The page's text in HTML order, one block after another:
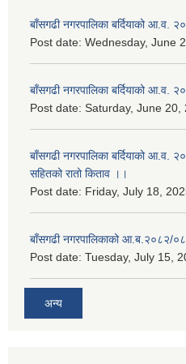
बाँसगढी नगरपालिका बर्दियाको
Post date: Wednesday, June
बाँसगढी नगरपालिका बर्दियाको आ.व.
Post date: Saturday, June 20,
बाँसगढी नगरपालिका बर्दियाको
सहितको रातो किताव ।।
Post date: Friday, July 18,
बाँसगढी नगरपालिकाको आ.ब.२०८२/
Post date: Tuesday, July 15,
अन्य